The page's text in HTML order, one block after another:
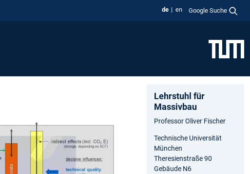
de en Google Suche
Lehrstuhl für
Massivbau
Professor Oliver Fischer
Technische Universität
München
Theresienstraße 90
Gebäude N6